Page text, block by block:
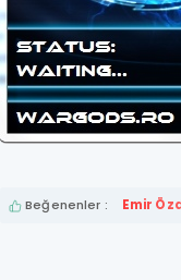
Beğenenler : Emir